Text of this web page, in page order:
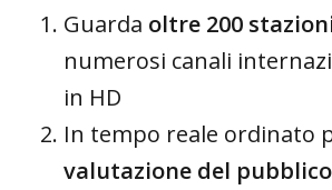
Guarda oltre 200
numerosi canali
in HD
In tempo reale ordinato
valutazione del pubblico